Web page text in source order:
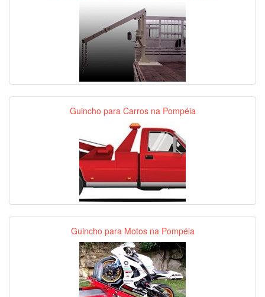
Guincho para Carros na Pompéia
Guincho para Motos na Pompéia